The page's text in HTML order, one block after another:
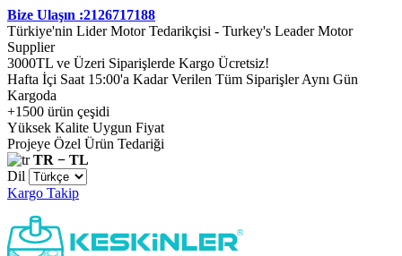
Bize Ulaşın :2126717188
Türkiye'nin Lider Motor Tedarikçisi - Turkey's Leader Motor
Supplier
3000TL ve Üzeri Siparişlerde Kargo Ücretsiz!
Hafta İçi Saat 15:00'a Kadar Verilen Tüm Siparişler Aynı Gün
Kargoda
+1500 ürün çeşidi
Yüksek Kalite Uygun Fiyat
Projeye Özel Ürün Tedariği
TR − TL
Dil
Kargo Takip